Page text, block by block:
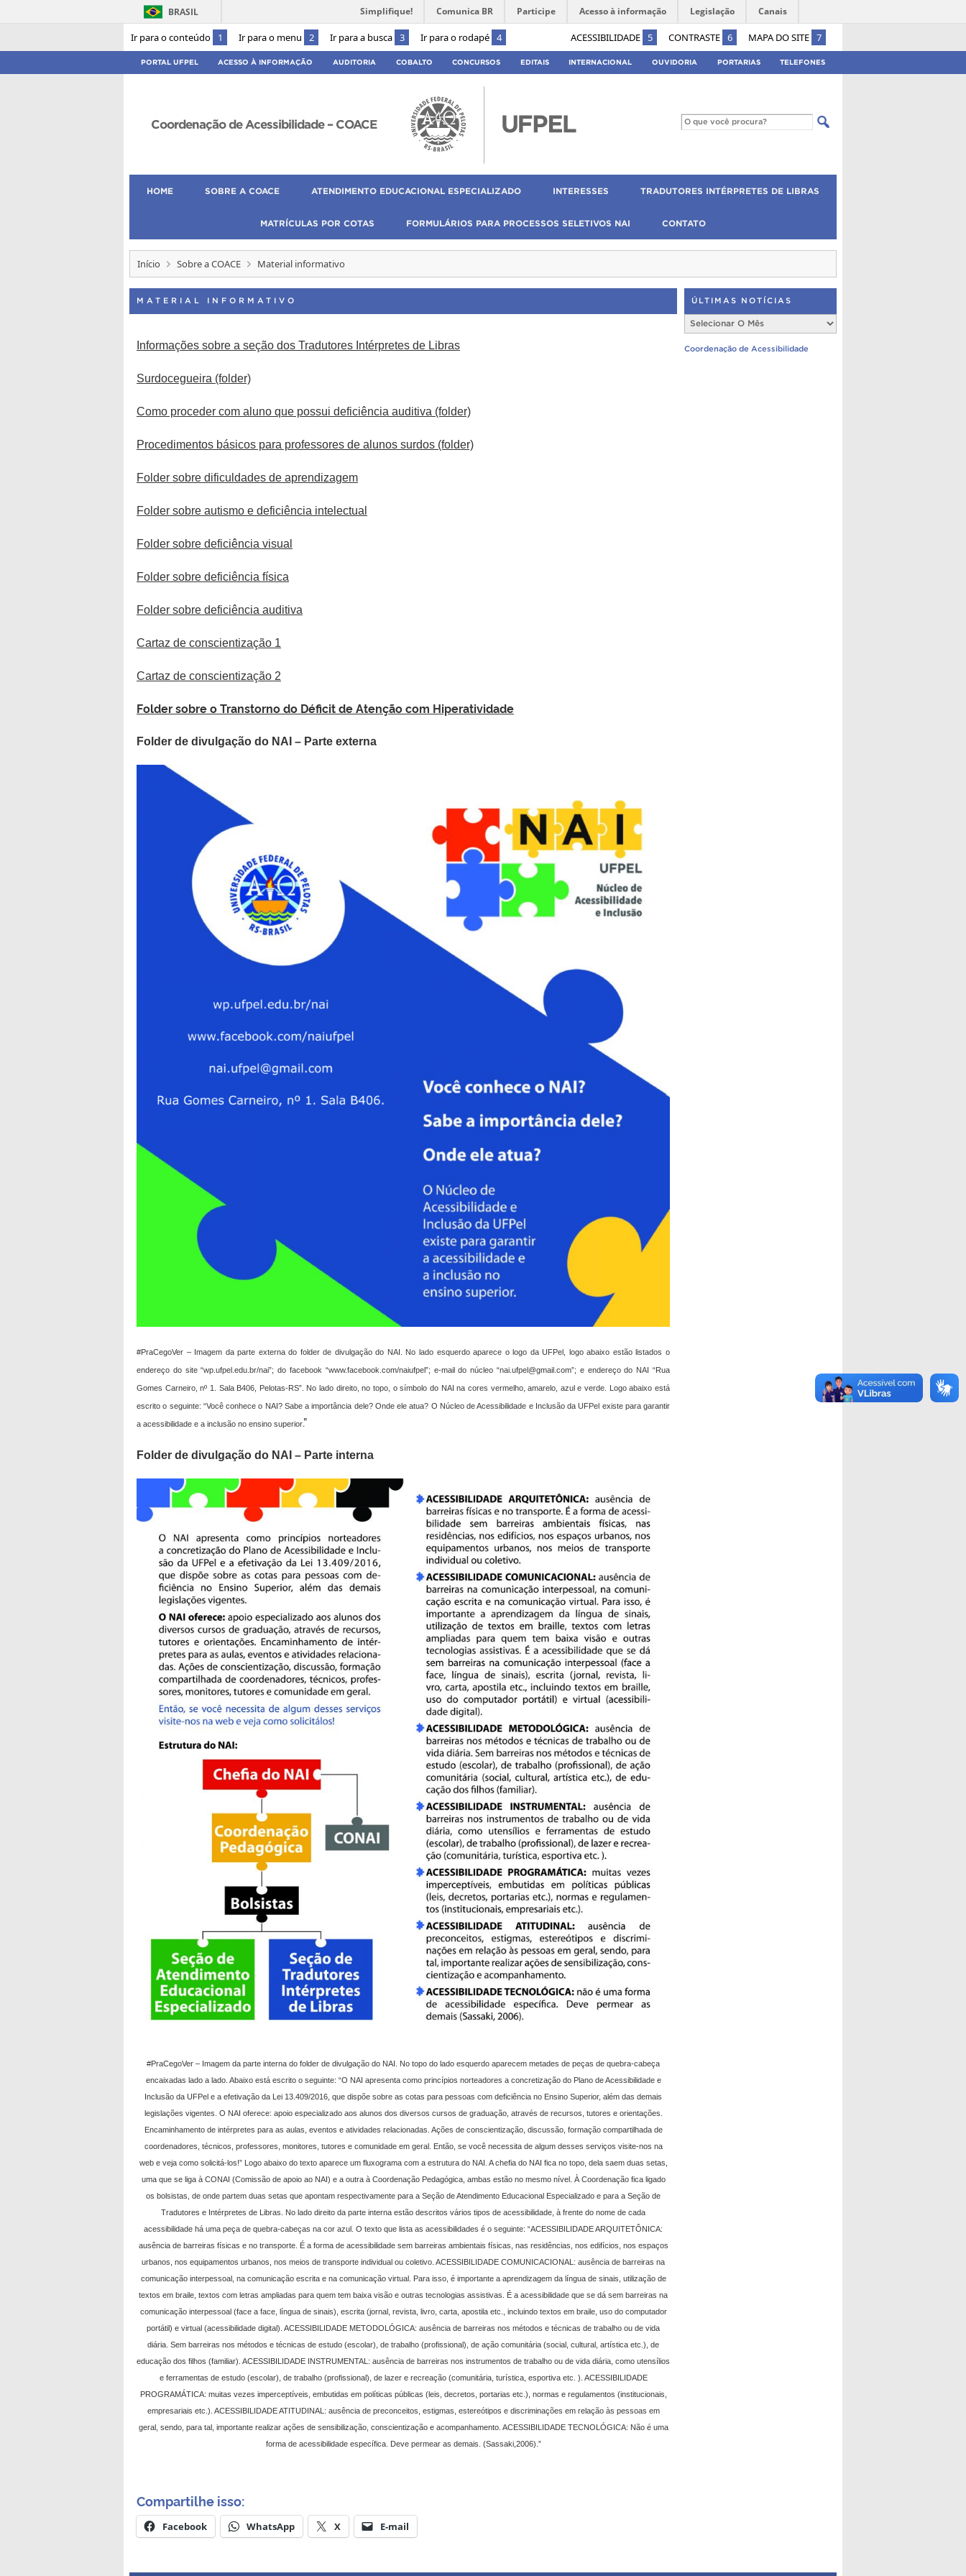
Ir para o conteúdo 1 Ir para o menu 2 Ir para a busca 3 Ir para o rodapé 4 ACESSIBILIDADE 5 CONTRASTE 6 MAPA DO SITE 7
BRASIL Simplifique! Comunica BR Participe Acesso à informação Legislação Canais
PORTAL UFPEL ACESSO À INFORMAÇÃO AUDITORIA COBALTO CONCURSOS EDITAIS INTERNACIONAL OUVIDORIA PORTARIAS TELEFONES
Coordenação de Acessibilidade – COACE
HOME SOBRE A COACE ATENDIMENTO EDUCACIONAL ESPECIALIZADO INTERESSES TRADUTORES INTÉRPRETES DE LIBRAS
MATRÍCULAS POR COTAS FORMULÁRIOS PARA PROCESSOS SELETIVOS NAI CONTATO
Início Sobre a COACE Material informativo
MATERIAL INFORMATIVO
Informações sobre a seção dos Tradutores Intérpretes de Libras
Surdocegueira (folder)
Como proceder com aluno que possui deficiência auditiva (folder)
Procedimentos básicos para professores de alunos surdos (folder)
Folder sobre dificuldades de aprendizagem
Folder sobre autismo e deficiência intelectual
Folder sobre deficiência visual
Folder sobre deficiência física
Folder sobre deficiência auditiva
Cartaz de conscientização 1
Cartaz de conscientização 2
Folder sobre o Transtorno do Déficit de Atenção com Hiperatividade
Folder de divulgação do NAI – Parte externa
#PraCegoVer – Imagem da parte externa do folder de divulgação do NAI. No lado esquerdo aparece o logo da UFPel, logo abaixo estão listados o
endereço do site “wp.ufpel.edu.br/nai”; do facebook “www.facebook.com/naiufpel”; e-mail do núcleo “nai.ufpel@gmail.com”; e endereço do NAI “Rua
Gomes Carneiro, nº 1. Sala B406, Pelotas-RS”. No lado direito, no topo, o símbolo do NAI na cores vermelho, amarelo, azul e verde. Logo abaixo está
escrito o seguinte: “Você conhece o NAI? Sabe a importância dele? Onde ele atua? O Núcleo de Acessibilidade e Inclusão da UFPel existe para garantir
a acessibilidade e a inclusão no ensino superior.”
Folder de divulgação do NAI – Parte interna
#PraCegoVer – Imagem da parte interna do folder de divulgação do NAI. No topo do lado esquerdo aparecem metades de peças de quebra-cabeça
encaixadas lado a lado. Abaixo está escrito o seguinte: “O NAI apresenta como princípios norteadores a concretização do Plano de Acessibilidade e
Inclusão da UFPel e a efetivação da Lei 13.409/2016, que dispõe sobre as cotas para pessoas com deficiência no Ensino Superior, além das demais
legislações vigentes. O NAI oferece: apoio especializado aos alunos dos diversos cursos de graduação, através de recursos, tutores e orientações.
Encaminhamento de intérpretes para as aulas, eventos e atividades relacionadas. Ações de conscientização, discussão, formação compartilhada de
coordenadores, técnicos, professores, monitores, tutores e comunidade em geral. Então, se você necessita de algum desses serviços visite-nos na
web e veja como solicitá-los!” Logo abaixo do texto aparece um fluxograma com a estrutura do NAI. A chefia do NAI fica no topo, dela saem duas setas,
uma que se liga à CONAI (Comissão de apoio ao NAI) e a outra à Coordenação Pedagógica, ambas estão no mesmo nível. À Coordenação fica ligado
os bolsistas, de onde partem duas setas que apontam respectivamente para a Seção de Atendimento Educacional Especializado e para a Seção de
Tradutores e Intérpretes de Libras. No lado direito da parte interna estão descritos vários tipos de acessibilidade, à frente do nome de cada
acessibilidade há uma peça de quebra-cabeças na cor azul. O texto que lista as acessibilidades é o seguinte: “ACESSIBILIDADE ARQUITETÔNICA:
ausência de barreiras físicas e no transporte. É a forma de acessibilidade sem barreiras ambientais físicas, nas residências, nos edifícios, nos espaços
urbanos, nos equipamentos urbanos, nos meios de transporte individual ou coletivo. ACESSIBILIDADE COMUNICACIONAL: ausência de barreiras na
comunicação interpessoal, na comunicação escrita e na comunicação virtual. Para isso, é importante a aprendizagem da língua de sinais, utilização de
textos em braile, textos com letras ampliadas para quem tem baixa visão e outras tecnologias assistivas. É a acessibilidade que se dá sem barreiras na
comunicação interpessoal (face a face, língua de sinais), escrita (jornal, revista, livro, carta, apostila etc., incluindo textos em braile, uso do computador
portátil) e virtual (acessibilidade digital). ACESSIBILIDADE METODOLÓGICA: ausência de barreiras nos métodos e técnicas de trabalho ou de vida
diária. Sem barreiras nos métodos e técnicas de estudo (escolar), de trabalho (profissional), de ação comunitária (social, cultural, artística etc.), de
educação dos filhos (familiar). ACESSIBILIDADE INSTRUMENTAL: ausência de barreiras nos instrumentos de trabalho ou de vida diária, como utensílios
e ferramentas de estudo (escolar), de trabalho (profissional), de lazer e recreação (comunitária, turística, esportiva etc. ). ACESSIBILIDADE
PROGRAMÁTICA: muitas vezes imperceptíveis, embutidas em políticas públicas (leis, decretos, portarias etc.), normas e regulamentos (institucionais,
empresariais etc.). ACESSIBILIDADE ATITUDINAL: ausência de preconceitos, estigmas, estereótipos e discriminações em relação às pessoas em
geral, sendo, para tal, importante realizar ações de sensibilização, conscientização e acompanhamento. ACESSIBILIDADE TECNOLÓGICA: Não é uma
forma de acessibilidade específica. Deve permear as demais. (Sassaki,2006).”
Compartilhe isso:
Facebook WhatsApp X E-mail
ÚLTIMAS NOTÍCIAS
Últimas
Notícias
Coordenação de Acessibilidade